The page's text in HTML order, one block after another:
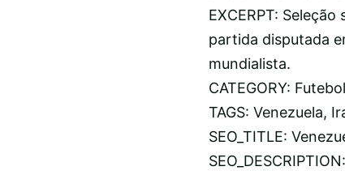
EXCERPT:
partida disputada
mundialista.
CATEGORY:
TAGS: Venezuela,
SEO_TITLE: